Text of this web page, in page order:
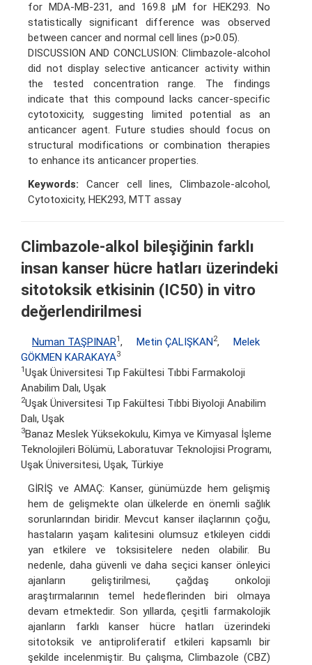
for MDA-MB-231, and 169.8 µM for HEK293. No
statistically significant difference was observed
between cancer and normal cell lines (p>0.05).
DISCUSSION AND CONCLUSION: Climbazole-alcohol
did not display selective anticancer activity within
the tested concentration range. The findings
indicate that this compound lacks cancer-specific
cytotoxicity, suggesting limited potential as an
anticancer agent. Future studies should focus on
structural modifications or combination therapies
to enhance its anticancer properties.
Keywords: Cancer cell lines, Climbazole-alcohol,
Cytotoxicity, HEK293, MTT assay
Climbazole-alkol bileşiğinin farklı
insan kanser hücre hatları üzerindeki
sitotoksik etkisinin (IC50) in vitro
değerlendirilmesi
Numan TAŞPINAR1 , Metin ÇALIŞKAN2,
Melek
GÖKMEN KARAKAYA3
1 Uşak Üniversitesi Tıp Fakültesi Tıbbi Farmakoloji
Anabilim Dalı, Uşak
2Uşak Üniversitesi Tıp Fakültesi Tıbbi Biyoloji Anabilim
Dalı, Uşak
3Banaz Meslek Yüksekokulu, Kimya ve Kimyasal İşleme
Teknolojileri Bölümü, Laboratuvar Teknolojisi Programı,
Uşak Üniversitesi, Uşak, Türkiye
GİRİŞ ve AMAÇ: Kanser, günümüzde hem gelişmiş
hem de gelişmekte olan ülkelerde en önemli sağlık
sorunlarından biridir. Mevcut kanser ilaçlarının çoğu,
hastaların yaşam kalitesini olumsuz etkileyen ciddi
yan etkilere ve toksisitelere neden olabilir. Bu
nedenle, daha güvenli ve daha seçici kanser önleyici
ajanların geliştirilmesi, çağdaş onkoloji
araştırmalarının temel hedeflerinden biri olmaya
devam etmektedir. Son yıllarda, çeşitli farmakolojik
ajanların farklı kanser hücre hatları üzerindeki
sitotoksik ve antiproliferatif etkileri kapsamlı bir
şekilde incelenmiştir. Bu çalışma, Climbazole (CBZ)